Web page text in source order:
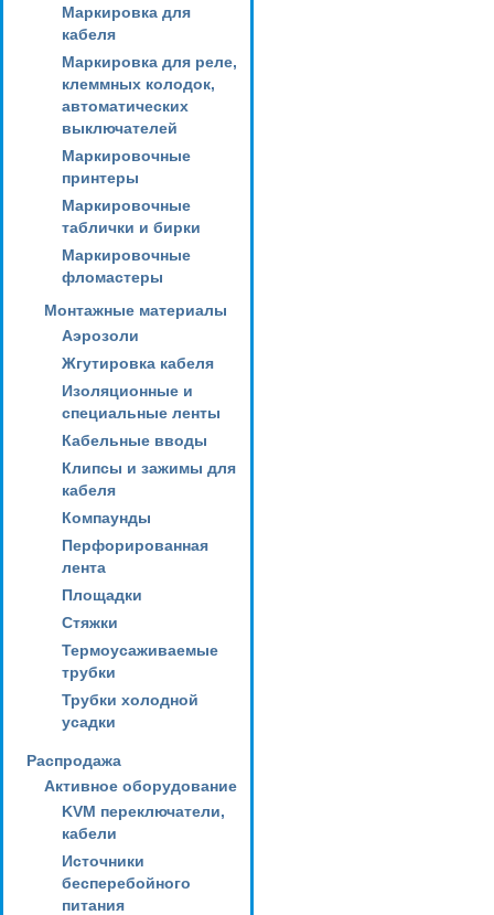
Маркировка для
кабеля
Маркировка для реле,
клеммных колодок,
автоматических
выключателей
Маркировочные
принтеры
Маркировочные
таблички и бирки
Маркировочные
фломастеры
Монтажные материалы
Аэрозоли
Жгутировка кабеля
Изоляционные и
специальные ленты
Кабельные вводы
Клипсы и зажимы для
кабеля
Компаунды
Перфорированная
лента
Площадки
Стяжки
Термоусаживаемые
трубки
Трубки холодной
усадки
Распродажа
Активное оборудование
KVM переключатели,
кабели
Источники
бесперебойного
питания